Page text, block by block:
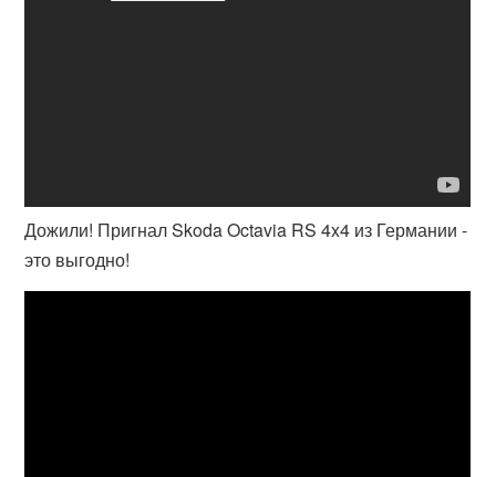
Дожили! Пригнал Skoda Octavia RS 4x4 из Германии -
это выгодно!